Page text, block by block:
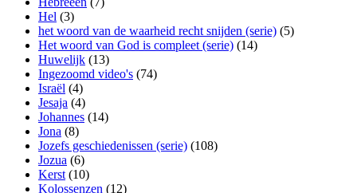
Hel (3)
het woord van de waarheid recht snijden (serie) (5)
Het woord van God is compleet (serie) (14)
Huwelijk (13)
Ingezoomd video's (74)
Israël (4)
Jesaja (4)
Johannes (14)
Jona (8)
Jozefs geschiedenissen (serie) (108)
Jozua (6)
Kerst (10)
Kolossenzen (12)